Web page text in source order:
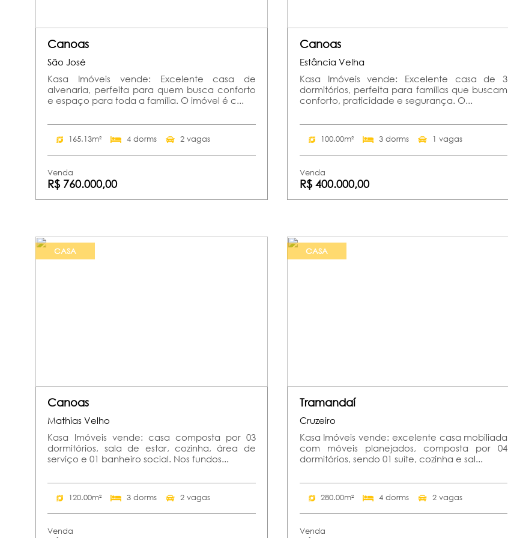
Canoas
São José
Kasa Imóveis vende: Excelente casa de
alvenaria, perfeita para quem busca conforto
e espaço para toda a família. O imóvel é c...
165.13m² 4 dorms 2 vagas
Venda
R$ 760.000,00
Canoas
Estância Velha
Kasa Imóveis vende: Excelente casa de 3
dormitórios, perfeita para famílias que buscam
conforto, praticidade e segurança. O...
100.00m² 3 dorms 1 vagas
Venda
R$ 400.000,00
CASA
Canoas
Mathias Velho
Kasa Imóveis vende: casa composta por 03
dormitórios, sala de estar, cozinha, área de
serviço e 01 banheiro social. Nos fundos...
120.00m² 3 dorms 2 vagas
Venda
CASA
Tramandaí
Cruzeiro
Kasa Imóveis vende: excelente casa mobiliada
com móveis planejados, composta por 04
dormitórios, sendo 01 suíte, cozinha e sal...
280.00m² 4 dorms 2 vagas
Venda